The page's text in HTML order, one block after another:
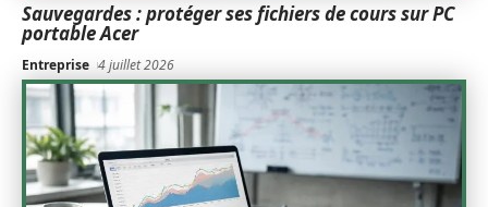
Sauvegardes : protéger ses fichiers de cours sur PC
portable Acer
Entreprise 4 juillet 2026